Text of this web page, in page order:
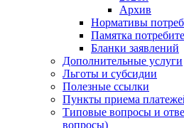
Архив
Нормативы
Памятка
Бланки заявлений
Дополнительные услуги
Льготы и субсидии
Полезные ссылки
Пункты приема
Типовые вопросы и
вопросы)